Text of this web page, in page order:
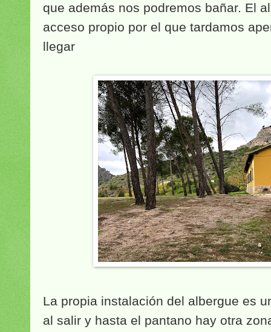
que además nos podremos bañar. El
acceso propio por el que tardamos
llegar
La propia instalación del albergue es
al salir y hasta el pantano hay otra